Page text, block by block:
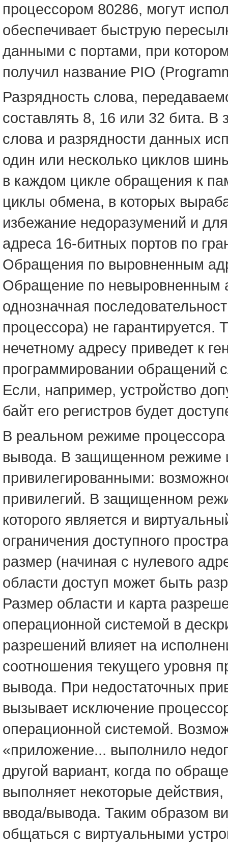
процессором 80286, могут
обеспечивает быструю
данными с портами, при
получил название PIO
Разрядность слова,
составлять 8, 16 или 32 бита. В
слова и разрядности данных
один или несколько циклов
в каждом цикле обращения к
циклы обмена, в которых
избежание недоразумений и
адреса 16-битных портов по
Обращения по выровненным
Обращение по невыровненным
однозначная
процессора) не
нечетному адресу приведет к
программировании обращений
Если, например, устройство
байт его регистров будет
В реальном режиме процессора
вывода. В защищенном режиме
привилегированными:
привилегий. В защищенном
которого является и
ограничения доступного
размер (начиная с нулевого
области доступ может быть
Размер области и карта
операционной системой в
разрешений влияет на
соотношения текущего уровня
вывода. При недостаточных
вызывает исключение
операционной системой.
«приложение... выполнило
другой вариант, когда по
выполняет некоторые
ввода/вывода. Таким образом
общаться с виртуальными